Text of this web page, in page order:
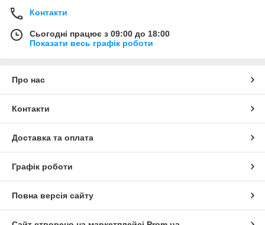
Контакти
Сьогодні працює з 09:00 до 18:00
Показати весь графік роботи
Про нас
Контакти
Доставка та оплата
Графік роботи
Повна версія сайту